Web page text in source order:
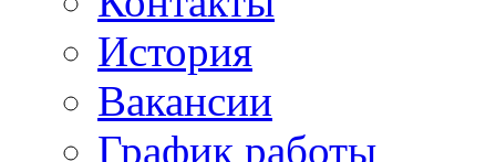
История
Вакансии
График работы